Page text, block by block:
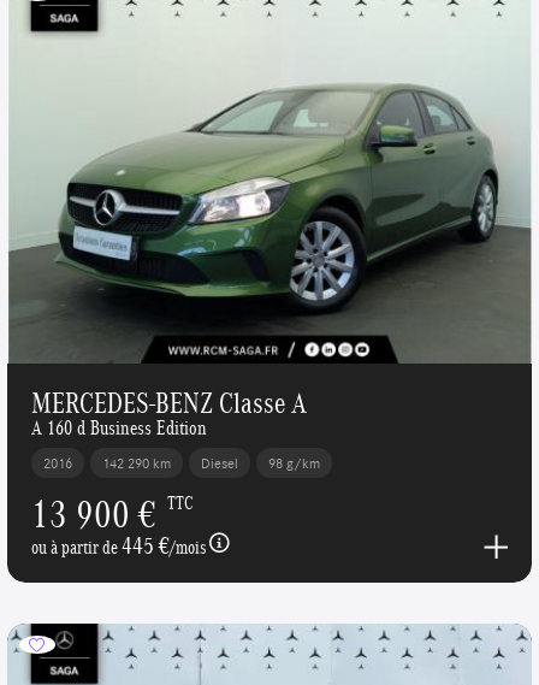
MERCEDES-BENZ Classe A
A 160 d Business Edition
2016 142 290 km Diesel 98 g/km
13 900 € TTC
ou à partir de445 €/mois